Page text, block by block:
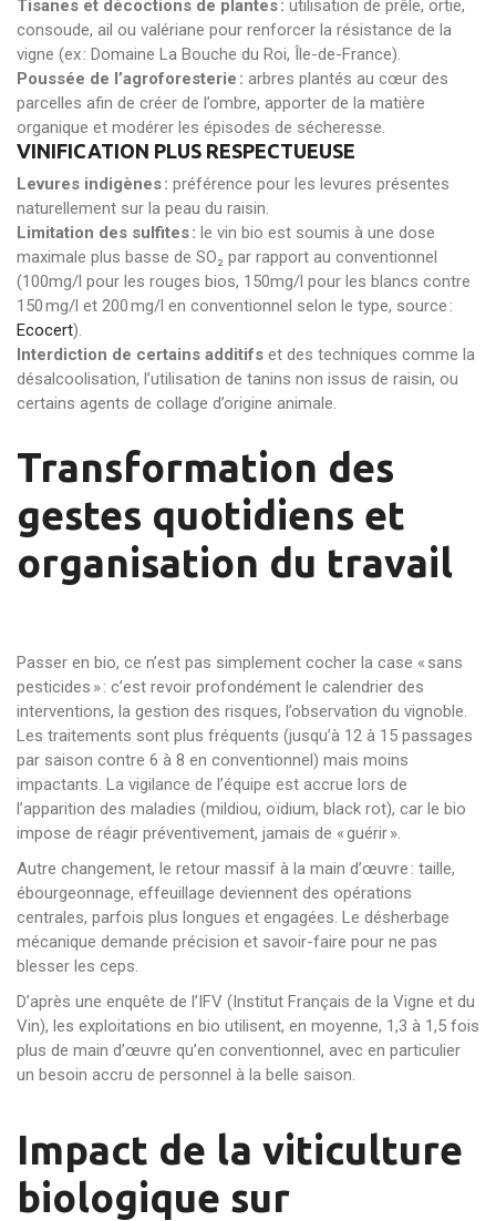
Tisanes et décoctions de plantes : utilisation de prêle, ortie,
consoude, ail ou valériane pour renforcer la résistance de la
vigne (ex : Domaine La Bouche du Roi, Île-de-France).
Poussée de l’agroforesterie : arbres plantés au cœur des
parcelles afin de créer de l’ombre, apporter de la matière
organique et modérer les épisodes de sécheresse.
VINIFICATION PLUS RESPECTUEUSE
Levures indigènes : préférence pour les levures présentes
naturellement sur la peau du raisin.
Limitation des sulfites : le vin bio est soumis à une dose
maximale plus basse de SO₂ par rapport au conventionnel
(100mg/l pour les rouges bios, 150mg/l pour les blancs contre
150 mg/l et 200 mg/l en conventionnel selon le type, source :
Ecocert).
Interdiction de certains additifs et des techniques comme la
désalcoolisation, l’utilisation de tanins non issus de raisin, ou
certains agents de collage d’origine animale.
Transformation des
gestes quotidiens et
organisation du travail
Passer en bio, ce n’est pas simplement cocher la case « sans
pesticides » : c’est revoir profondément le calendrier des
interventions, la gestion des risques, l’observation du vignoble.
Les traitements sont plus fréquents (jusqu’à 12 à 15 passages
par saison contre 6 à 8 en conventionnel) mais moins
impactants. La vigilance de l’équipe est accrue lors de
l’apparition des maladies (mildiou, oïdium, black rot), car le bio
impose de réagir préventivement, jamais de « guérir ».
Autre changement, le retour massif à la main d’œuvre : taille,
ébourgeonnage, effeuillage deviennent des opérations
centrales, parfois plus longues et engagées. Le désherbage
mécanique demande précision et savoir-faire pour ne pas
blesser les ceps.
D’après une enquête de l’IFV (Institut Français de la Vigne et du
Vin), les exploitations en bio utilisent, en moyenne, 1,3 à 1,5 fois
plus de main d’œuvre qu’en conventionnel, avec en particulier
un besoin accru de personnel à la belle saison.
Impact de la viticulture
biologique sur